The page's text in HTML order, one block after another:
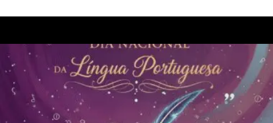
romance, assim como as marés de um coração apaixonado.❤️
#SereiaPoesiadoMar #PoesiaDoMar #AmorEnigmático
#ContosDeSereia #MagiaDoMar #RomanceInvernal
#MariaCiceraPoetisa #SegredosDaLuaDoAmor